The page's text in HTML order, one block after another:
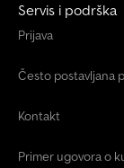
Servis i podrška
Prijava
Često postavljana
Kontakt
Primer ugovora o